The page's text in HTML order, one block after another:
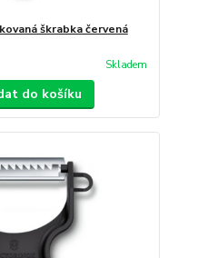
škrabka červená
Skladem
do košíku